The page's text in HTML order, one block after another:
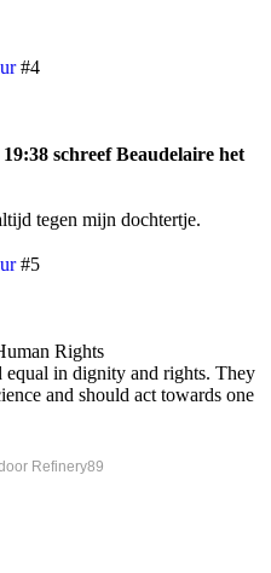
#4
schreef Beaudelaire het
tegen mijn dochtertje.
#5
Rights
equal in dignity and rights. They
and should act towards one
Refinery89